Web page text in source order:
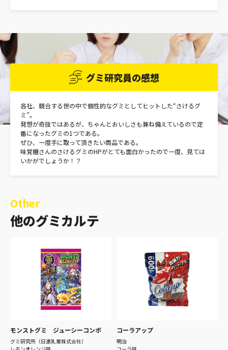
グミ研究員の感想
各社、競合する世の中で個性的なグミとしてヒットした“さけるグ
ミ”。
発想が奇抜ではあるが、ちゃんとおいしさも兼ね備えているので定
番になったグミの1つである。
ぜひ、一度手に取って頂きたい商品である。
味覚糖さんのさけるグミのHPがとても面白かったので一度、見ては
いかがでしょうか！？
Other
他のグミカルテ
モンストグミ ジューシーコンボ
グミ研究所（日進乳業株式会社）
レモンオレンジ味
コーラアップ
明治
コーラ味